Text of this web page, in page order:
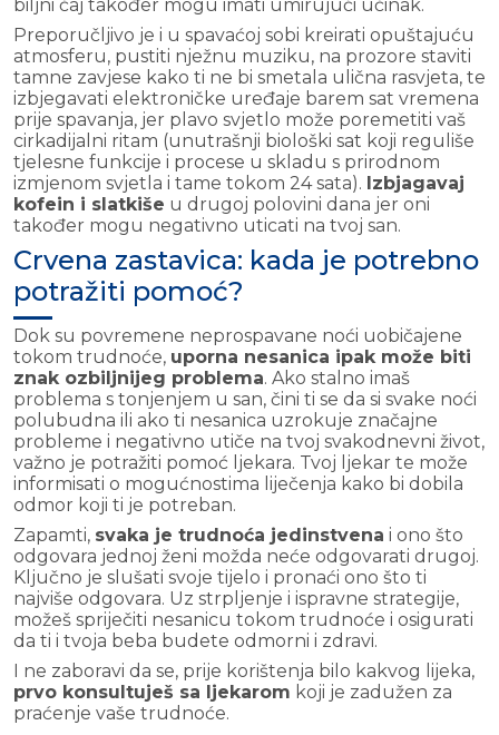
biljni čaj također mogu imati umirujući učinak.
Preporučljivo je i u spavaćoj sobi kreirati opuštajuću
atmosferu, pustiti nježnu muziku, na prozore staviti
tamne zavjese kako ti ne bi smetala ulična rasvjeta, te
izbjegavati elektroničke uređaje barem sat vremena
prije spavanja, jer plavo svjetlo može poremetiti vaš
cirkadijalni ritam (unutrašnji biološki sat koji reguliše
tjelesne funkcije i procese u skladu s prirodnom
izmjenom svjetla i tame tokom 24 sata). Izbjagavaj
kofein i slatkiše u drugoj polovini dana jer oni
također mogu negativno uticati na tvoj san.
Crvena zastavica: kada je potrebno
potražiti pomoć?
Dok su povremene neprospavane noći uobičajene
tokom trudnoće, uporna nesanica ipak može biti
znak ozbiljnijeg problema. Ako stalno imaš
problema s tonjenjem u san, čini ti se da si svake noći
polubudna ili ako ti nesanica uzrokuje značajne
probleme i negativno utiče na tvoj svakodnevni život,
važno je potražiti pomoć ljekara. Tvoj ljekar te može
informisati o mogućnostima liječenja kako bi dobila
odmor koji ti je potreban.
Zapamti, svaka je trudnoća jedinstvena i ono što
odgovara jednoj ženi možda neće odgovarati drugoj.
Ključno je slušati svoje tijelo i pronaći ono što ti
najviše odgovara. Uz strpljenje i ispravne strategije,
možeš spriječiti nesanicu tokom trudnoće i osigurati
da ti i tvoja beba budete odmorni i zdravi.
I ne zaboravi da se, prije korištenja bilo kakvog lijeka,
prvo konsultuješ sa ljekarom koji je zadužen za
praćenje vaše trudnoće.